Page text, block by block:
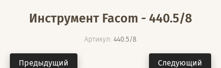
Инструмент Facom - 440.5/8
Артикул: 440.5/8
Предыдущий Следующий